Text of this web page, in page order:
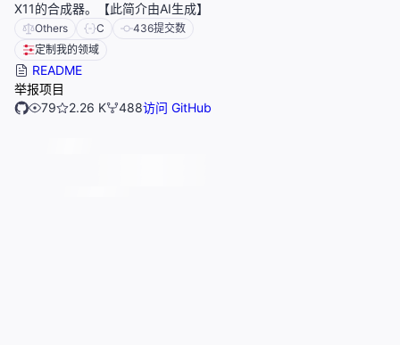
X11的合成器。【此简介由AI生成】
Others C 436提交数
定制我的领域
README
举报项目
79
2.26 K 488访问 GitHub